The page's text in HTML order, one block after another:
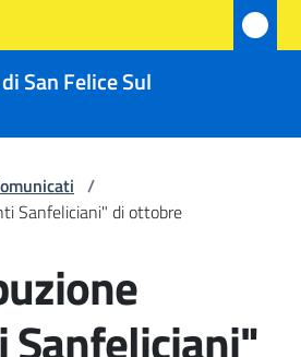
San Felice Sul
/
Sanfeliciani" di ottobre